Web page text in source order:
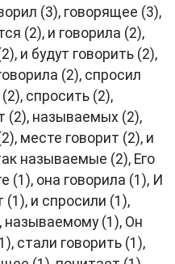
(3), говорящее (3),
(2), и говорила (2),
и будут говорить (2),
(2), спросил
спросить (2),
(2), называемых (2),
месте говорит (2), и
называемые (2), Его
(1), она говорила (1), И
(1), и спросили (1),
называемому (1), Он
стали говорить (1),